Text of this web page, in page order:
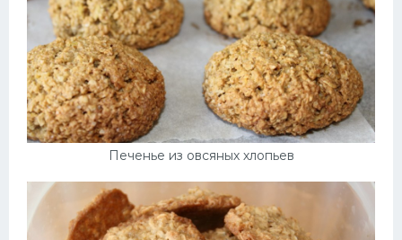
Печенье из овсяных хлопьев
Дизайн комнаты